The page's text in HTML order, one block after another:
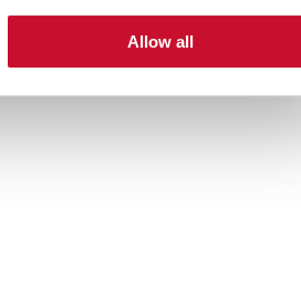
Allow all